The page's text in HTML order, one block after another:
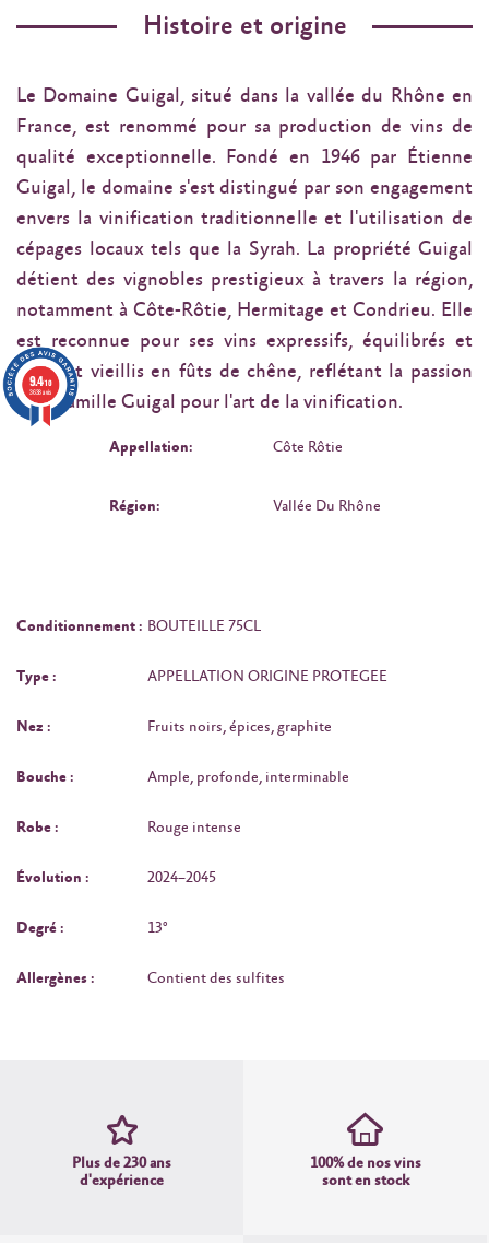
Histoire et origine
Le Domaine Guigal, situé dans la vallée du Rhône en
France, est renommé pour sa production de vins de
qualité exceptionnelle. Fondé en 1946 par Étienne
Guigal, le domaine s'est distingué par son engagement
envers la vinification traditionnelle et l'utilisation de
cépages locaux tels que la Syrah. La propriété Guigal
détient des vignobles prestigieux à travers la région,
notamment à Côte-Rôtie, Hermitage et Condrieu. Elle
est reconnue pour ses vins expressifs, équilibrés et
souvent vieillis en fûts de chêne, reflétant la passion
de la famille Guigal pour l'art de la vinification.
Appellation: Côte Rôtie
Région: Vallée Du Rhône
Conditionnement : BOUTEILLE 75CL
Type : APPELLATION ORIGINE PROTEGEE
Nez : Fruits noirs, épices, graphite
Bouche : Ample, profonde, interminable
Robe : Rouge intense
Évolution : 2024–2045
Degré : 13°
Allergènes : Contient des sulfites
Plus de 230 ans
d'expérience
100% de nos vins
sont en stock
9.4/10
3638 avis